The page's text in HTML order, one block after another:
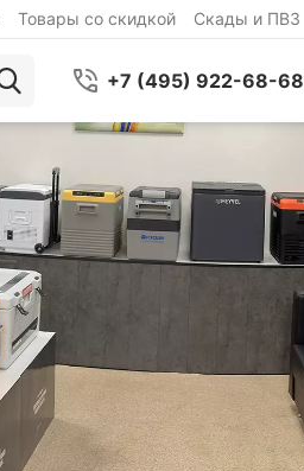
Товары со скидкой Скады и ПВЗ
+7 (495) 922-68-68